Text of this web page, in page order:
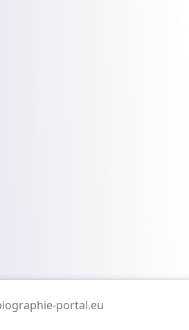
portal.eu